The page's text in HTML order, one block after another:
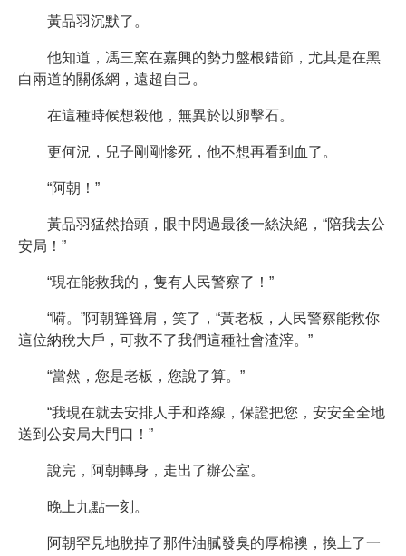
黃品羽沉默了。
他知道，馮三窯在嘉興的勢力盤根錯節，尤其是在黑
白兩道的關係網，遠超自己。
在這種時候想殺他，無異於以卵擊石。
更何況，兒子剛剛慘死，他不想再看到血了。
“阿朝！”
黃品羽猛然抬頭，眼中閃過最後一絲決絕，“陪我去公
安局！”
“現在能救我的，隻有人民警察了！”
“嗬。”阿朝聳聳肩，笑了，“黃老板，人民警察能救你
這位納稅大戶，可救不了我們這種社會渣滓。”
“當然，您是老板，您說了算。”
“我現在就去安排人手和路線，保證把您，安安全全地
送到公安局大門口！”
說完，阿朝轉身，走出了辦公室。
晚上九點一刻。
阿朝罕見地脫掉了那件油膩發臭的厚棉襖，換上了一